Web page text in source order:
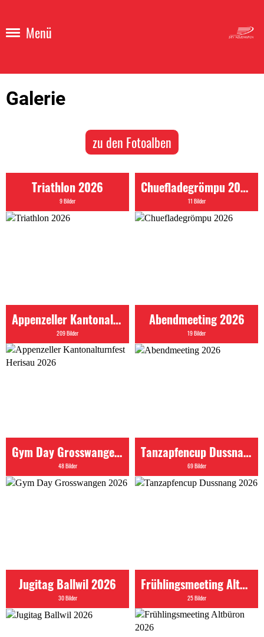
Menü
Galerie
zu den Fotoalben
Triathlon 2026
9 Bilder
Chuefladegrömpu 2026
11 Bilder
Appenzeller Kantonalturnfest Herisau 2026
209 Bilder
Abendmeeting 2026
19 Bilder
Gym Day Grosswangen 2026
48 Bilder
Tanzapfencup Dussnang 2026
69 Bilder
Jugitag Ballwil 2026
30 Bilder
Frühlingsmeeting Altbüron 2026
25 Bilder